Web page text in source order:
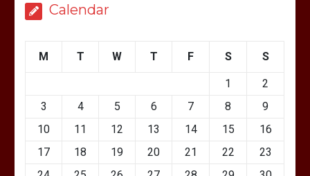
Calendar
M T W T F S S
1
2
3
4 5 6 7 8
9
10
11 12 13 14 15
16
17
18 19 20 21 22
23